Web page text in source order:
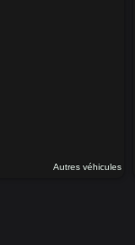
Autres véhicules